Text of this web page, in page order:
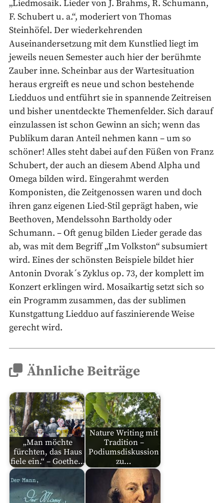
„Liedmosaik. Lieder von J. Brahms, R. Schumann,
F. Schubert u. a.“, moderiert von Thomas
Steinhöfel. Der wiederkehrenden
Auseinandersetzung mit dem Kunstlied liegt im
jeweils neuen Semester auch hier der berühmte
Zauber inne. Scheinbar aus der Wartesituation
heraus ergreift es neue und schon bestehende
Liedduos und entführt sie in spannende Zeitreisen
und bisher unentdeckte Themenfelder. Sich darauf
einzulassen ist schon Gewinn an sich; wenn das
Publikum daran Anteil nehmen kann – um so
schöner! Alles steht dabei auf den Füßen von Franz
Schubert, der auch an diesem Abend Alpha und
Omega bilden wird. Eingerahmt werden
Komponisten, die Zeitgenossen waren und doch
ihren ganz eigenen Lied-Stil geprägt haben, wie
Beethoven, Mendelssohn Bartholdy oder
Schumann. – Oft genug bilden Lieder gerade das
ab, was mit dem Begriff „Im Volkston“ subsumiert
wird. Eines der schönsten Beispiele bildet hier
Antonin Dvorak´s Zyklus op. 73, der komplett im
Konzert erklingen wird. Mosaikartig setzt sich so
ein Programm zusammen, das der sublimen
Kunstgattung Liedduo auf faszinierende Weise
gerecht wird.
Ähnliche Beiträge
„Man möchte
fürchten, das Haus
fiele ein.“ – Goethe…
Nature Writing mit
Tradition –
Podiumsdiskussion
zu…